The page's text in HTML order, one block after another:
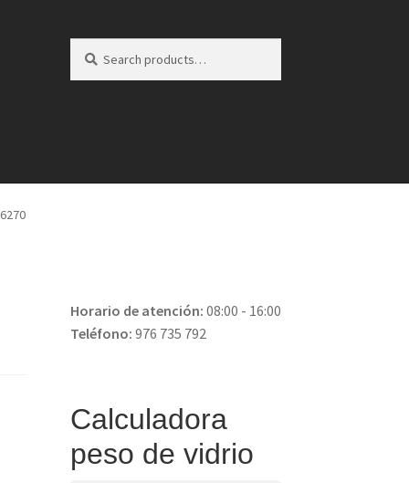
for:
Horario de atención: 08:00 - 16:00
Teléfono: 976 735 792
Calculadora
peso de vidrio